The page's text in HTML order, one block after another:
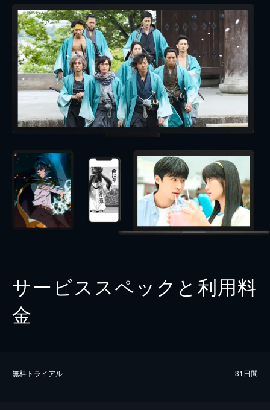
サービススペックと利用料
金
無料トライアル 31日間